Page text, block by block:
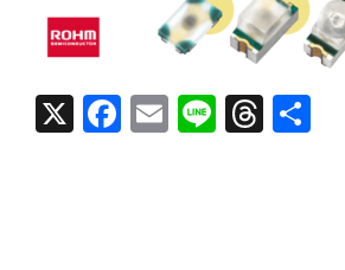
X F
a
E
m
Li
n
T
h